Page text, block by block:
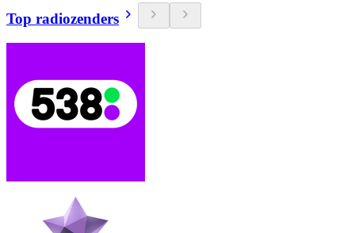
Top radiozenders